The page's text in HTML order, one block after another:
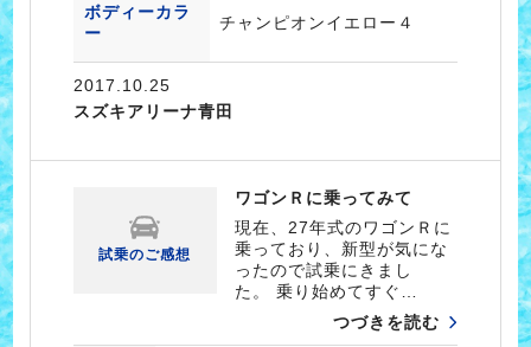
ボディーカラ
ー
チャンピオンイエロー４
2017.10.25
スズキアリーナ青田
試乗のご感想
ワゴンＲに乗ってみて
現在、27年式のワゴンＲに
乗っており、新型が気にな
ったので試乗にきまし
た。 乗り始めてすぐ…
つづきを読む